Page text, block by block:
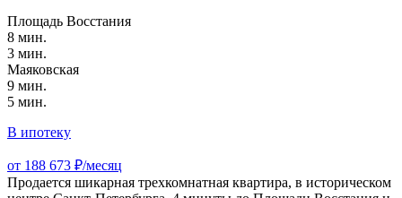
Площадь Восстания
8 мин.
3 мин.
Маяковская
9 мин.
5 мин.
В ипотеку
от 188 673 ₽/месяц
Продается шикарная трехкомнатная квартира, в историческом